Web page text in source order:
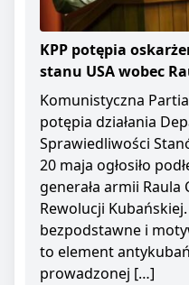
KPP potępia
stanu USA wobec
Komunistyczna
potępia działania
Sprawiedliwości
20 maja ogłosiło
generała armii
Rewolucji
bezpodstawne i
to element
prowadzonej […]